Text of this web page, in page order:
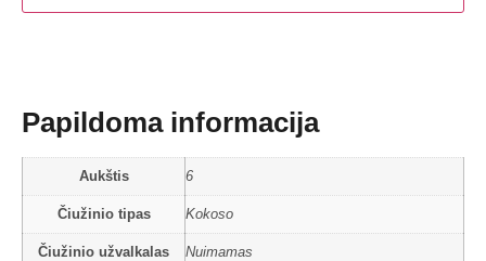
Papildoma informacija
Aukštis 6
Čiužinio tipas Kokoso
Čiužinio užvalkalas Nuimamas